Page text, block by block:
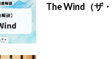
The Wind（ザ